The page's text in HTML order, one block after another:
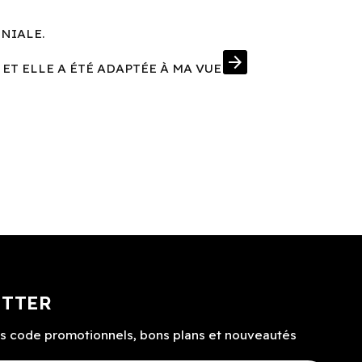
ELLE A ÉTÉ ADAPTÉE À MA VUE arrow_forward
code promotionnels, bons plans et nouveautés